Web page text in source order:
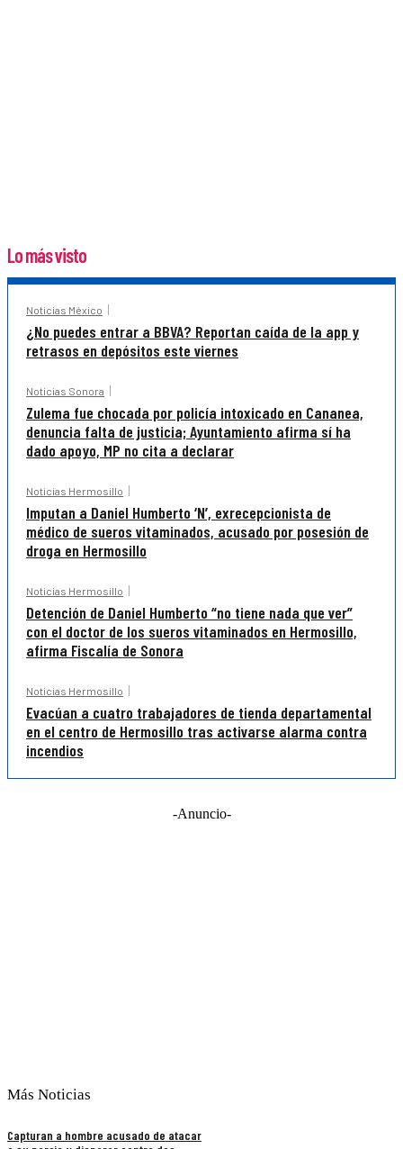
Lo más visto
Noticias México
¿No puedes entrar a BBVA? Reportan caída de la app y
retrasos en depósitos este viernes
Noticias Sonora
Zulema fue chocada por policía intoxicado en Cananea,
denuncia falta de justicia; Ayuntamiento afirma sí ha
dado apoyo, MP no cita a declarar
Noticias Hermosillo
Imputan a Daniel Humberto ‘N’, exrecepcionista de
médico de sueros vitaminados, acusado por posesión de
droga en Hermosillo
Noticias Hermosillo
Detención de Daniel Humberto “no tiene nada que ver”
con el doctor de los sueros vitaminados en Hermosillo,
afirma Fiscalía de Sonora
Noticias Hermosillo
Evacúan a cuatro trabajadores de tienda departamental
en el centro de Hermosillo tras activarse alarma contra
incendios
-Anuncio-
Más Noticias
Capturan a hombre acusado de atacar